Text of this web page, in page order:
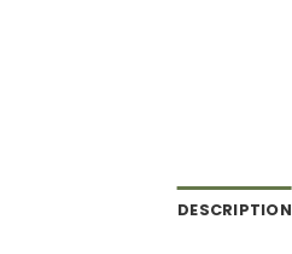
DESCRIPTION